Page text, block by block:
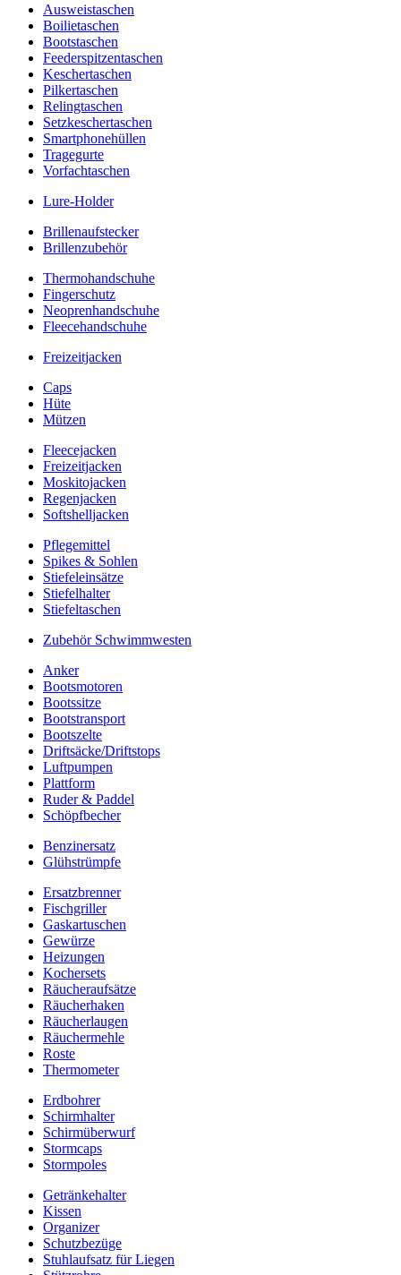
Ausweistaschen
Boilietaschen
Bootstaschen
Feederspitzentaschen
Keschertaschen
Pilkertaschen
Relingtaschen
Setzkeschertaschen
Smartphonehüllen
Tragegurte
Vorfachtaschen
Lure-Holder
Brillenaufstecker
Brillenzubehör
Thermohandschuhe
Fingerschutz
Neoprenhandschuhe
Fleecehandschuhe
Freizeitjacken
Caps
Hüte
Mützen
Fleecejacken
Freizeitjacken
Moskitojacken
Regenjacken
Softshelljacken
Pflegemittel
Spikes & Sohlen
Stiefeleinsätze
Stiefelhalter
Stiefeltaschen
Zubehör Schwimmwesten
Anker
Bootsmotoren
Bootssitze
Bootstransport
Bootszelte
Driftsäcke/Driftstops
Luftpumpen
Plattform
Ruder & Paddel
Schöpfbecher
Benzinersatz
Glühstrümpfe
Ersatzbrenner
Fischgriller
Gaskartuschen
Gewürze
Heizungen
Kochersets
Räucheraufsätze
Räucherhaken
Räucherlaugen
Räuchermehle
Roste
Thermometer
Erdbohrer
Schirmhalter
Schirmüberwurf
Stormcaps
Stormpoles
Getränkehalter
Kissen
Organizer
Schutzbezüge
Stuhlaufsatz für Liegen